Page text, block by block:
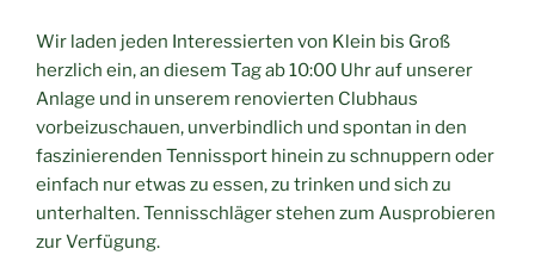
Wir laden jeden Interessierten von Klein bis Groß
herzlich ein, an diesem Tag ab 10:00 Uhr auf unserer
Anlage und in unserem renovierten Clubhaus
vorbeizuschauen, unverbindlich und spontan in den
faszinierenden Tennissport hinein zu schnuppern oder
einfach nur etwas zu essen,zu trinken und sich zu
unterhalten. Tennisschläger stehen zum Ausprobieren
zur Verfügung.